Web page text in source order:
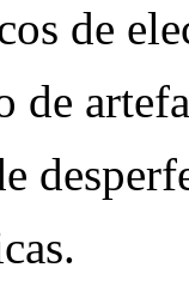
de
de